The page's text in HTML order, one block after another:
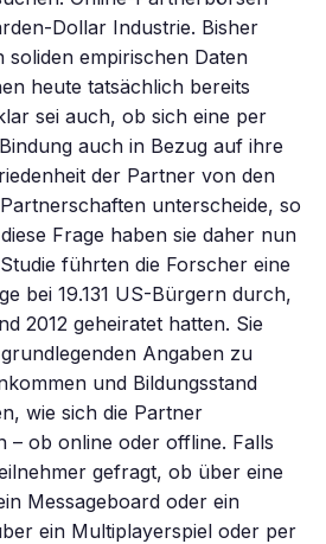
Dollar Industrie. Bisher
soliden empirischen Daten
heute tatsächlich bereits
sei auch, ob sich eine per
auch in Bezug auf ihre
der Partner von den
unterscheide, so
Frage haben sie daher nun
führten die Forscher eine
bei 19.131 US-Bürgern durch,
2012 geheiratet hatten. Sie
Angaben zu
und Bildungsstand
wie sich die Partner
– ob online oder offline. Falls
gefragt, ob über eine
Messageboard oder ein
ein Multiplayerspiel oder per